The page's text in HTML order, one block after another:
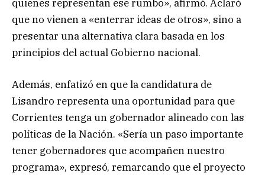
quienes representan ese rumbo», afirmó. Aclaró
que no vienen a «enterrar ideas de otros», sino a
presentar una alternativa clara basada en los
principios del actual Gobierno nacional.
Además, enfatizó en que la candidatura de
Lisandro representa una oportunidad para que
Corrientes tenga un gobernador alineado con las
políticas de la Nación. «Sería un paso importante
tener gobernadores que acompañen nuestro
programa», expresó, remarcando que el proyecto